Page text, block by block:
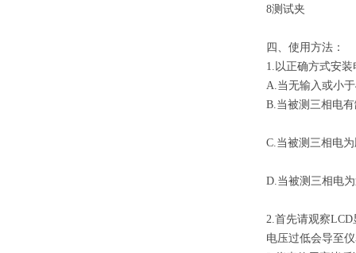
8测试夹
四、使用方法：
1. 以正确方式安
A.当无输入或小
B.当被测三相电
C.当被测三相电
D.当被测三相电
2.首先请观察
电压过低会导至